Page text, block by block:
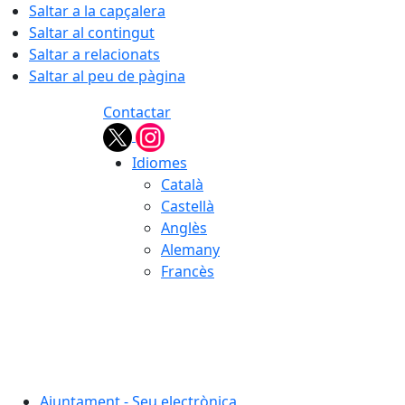
Saltar a la capçalera
Saltar al contingut
Saltar a relacionats
Saltar al peu de pàgina
Contactar
Idiomes
Català
Castellà
Anglès
Alemany
Francès